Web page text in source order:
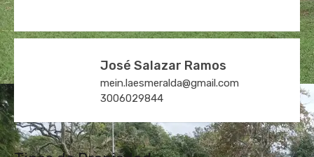
José Salazar Ramos
mein.laesmeralda@gmail.com
3006029844